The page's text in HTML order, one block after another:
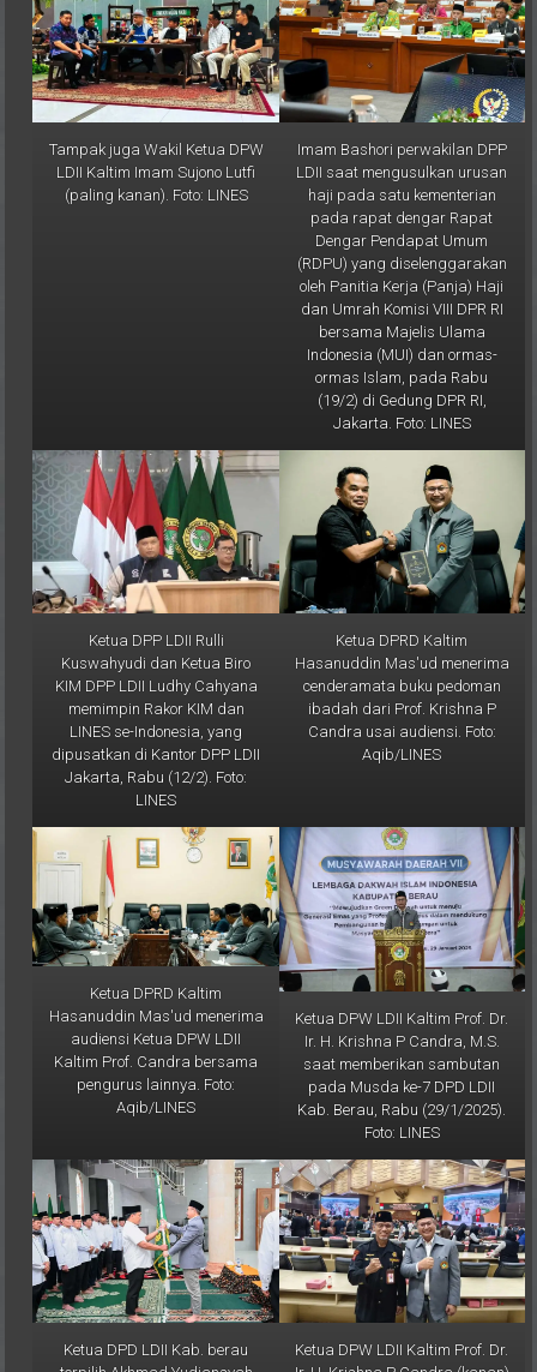
Tampak juga Wakil Ketua DPW
LDII Kaltim Imam Sujono Lutfi
(paling kanan). Foto: LINES
Imam Bashori perwakilan DPP
LDII saat mengusulkan urusan
haji pada satu kementerian
pada rapat dengar Rapat
Dengar Pendapat Umum
(RDPU) yang diselenggarakan
oleh Panitia Kerja (Panja) Haji
dan Umrah Komisi VIII DPR RI
bersama Majelis Ulama
Indonesia (MUI) dan ormas-
ormas Islam, pada Rabu
(19/2) di Gedung DPR RI,
Jakarta. Foto: LINES
Ketua DPP LDII Rulli
Kuswahyudi dan Ketua Biro
KIM DPP LDII Ludhy Cahyana
memimpin Rakor KIM dan
LINES se-Indonesia, yang
dipusatkan di Kantor DPP LDII
Jakarta, Rabu (12/2). Foto:
LINES
Ketua DPRD Kaltim
Hasanuddin Mas'ud menerima
cenderamata buku pedoman
ibadah dari Prof. Krishna P
Candra usai audiensi. Foto:
Aqib/LINES
Ketua DPRD Kaltim
Hasanuddin Mas'ud menerima
audiensi Ketua DPW LDII
Kaltim Prof. Candra bersama
pengurus lainnya. Foto:
Aqib/LINES
Ketua DPW LDII Kaltim Prof. Dr.
Ir. H. Krishna P Candra, M.S.
saat memberikan sambutan
pada Musda ke-7 DPD LDII
Kab. Berau, Rabu (29/1/2025).
Foto: LINES
Ketua DPD LDII Kab. berau
terpilih Akhmad Yudiansyah
Ketua DPW LDII Kaltim Prof. Dr.
Ir. H. Krishna P Candra (kanan)